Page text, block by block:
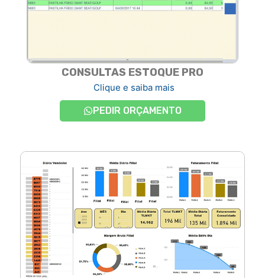
CONSULTAS ESTOQUE PRO
Clique e saiba mais
PEDIR ORÇAMENTO